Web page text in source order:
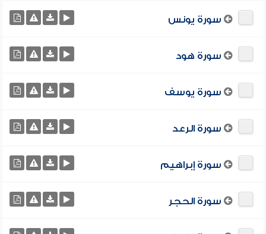
سورة يونس
سورة هود
سورة يوسف
سورة الرعد
سورة إبراهيم
سورة الحجر